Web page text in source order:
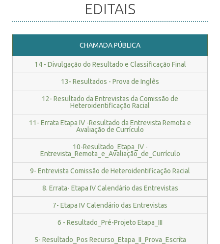
EDITAIS
CHAMADA PÚBLICA
14 - Divulgação do Resultado e Classificação Final
13- Resultados - Prova de Inglês
12- Resultado da Entrevistas da Comissão de
Heteroidentificação Racial
11- Errata Etapa IV -Resultado da Entrevista Remota e
Avaliação de Currículo
10-Resultado_Etapa_IV -
Entrevista_Remota_e_Avaliação_de_Currículo
9- Entrevista Comissão de Heteroidentificação Racial
8. Errata- Etapa IV Calendário das Entrevistas
7- Etapa IV Calendário das Entrevistas
6 - Resultado_Pré-Projeto Etapa_III
5- Resultado_Pos Recurso_Etapa_II_Prova_Escrita